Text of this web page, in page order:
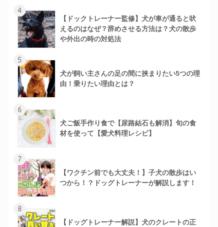
4
【ドックトレーナー監修】犬が車が通ると吠
えるのはなぜ？辞めさせる方法は？犬の散歩
や外出の時の対処法
5
犬が飼い主さんの足の間に挟まりたい5つの理
由！乗りたい理由とは？
6
犬ご飯手作り食で【尿路結石も解消】旬の食
材を使って【愛犬料理レシピ】
7
【ワクチン前でも大丈夫！】子犬の散歩はい
つから！？ドッグトレーナーが解説します！
8
【ドッグトレーナー解説】犬のクレートの正